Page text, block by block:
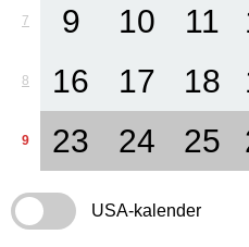
7 9 10 11
8 16 17 18
9 23 24 25
USA-kalender